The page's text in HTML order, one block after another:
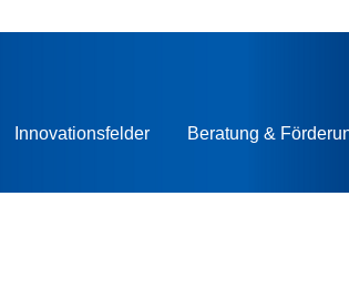
Innovationsfelder Beratung &